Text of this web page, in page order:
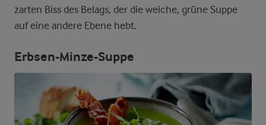
zarten Biss des Belags, der die weiche, grüne Suppe
auf eine andere Ebene hebt.
Erbsen-Minze-Suppe